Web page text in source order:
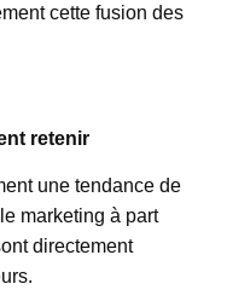
cette fusion des
retenir
une tendance de
marketing à part
directement